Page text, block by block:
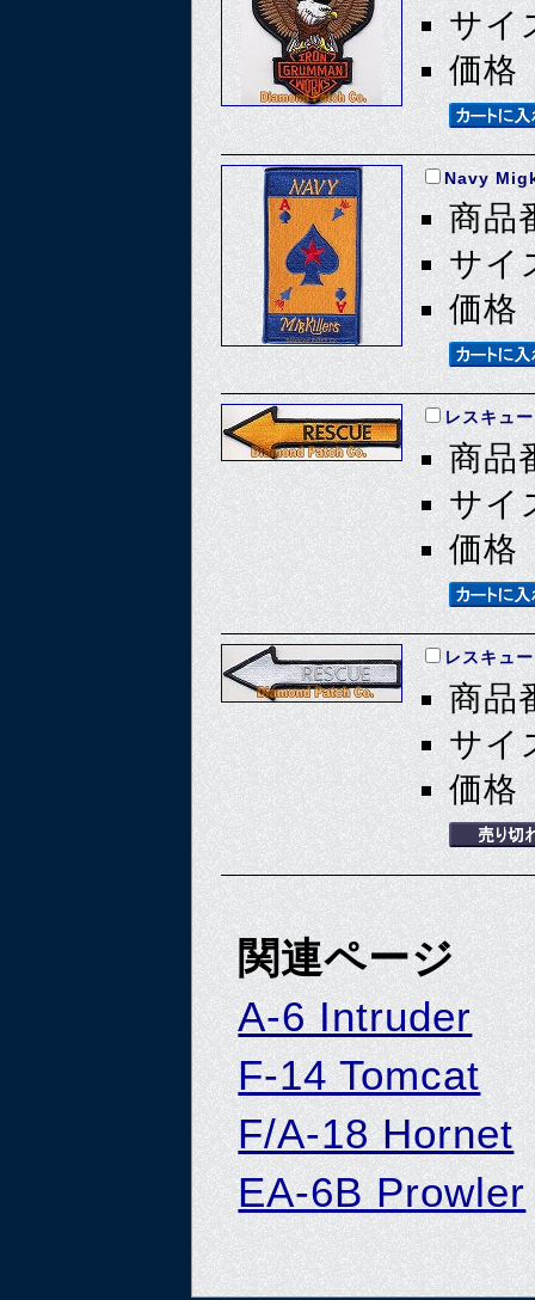
サイ
価格
Navy
商品
サイ
価格
レスキュ
商品
サイ
価格
レスキュ
商品
サイ
価格
関連ページ
A-6 Intruder
F-14 Tomcat
F/A-18 Hornet
EA-6B Prowler